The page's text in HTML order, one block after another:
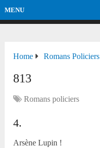
MENU
Home Romans Policiers
813
Romans policiers
4.
Arsène Lupin !